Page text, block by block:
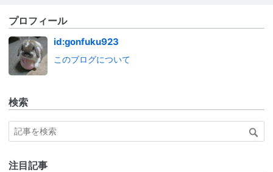
プロフィール
id:gonfuku923
このブログについて
検索
注目記事